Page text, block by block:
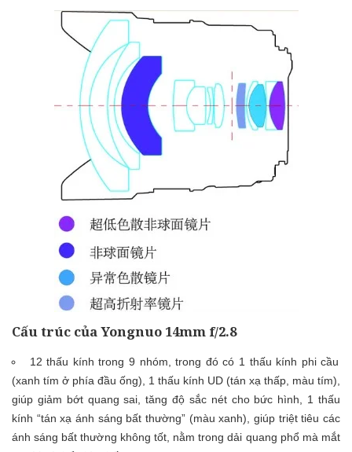
Cấu trúc của Yongnuo 14mm f/2.8
12 thấu kính trong 9 nhóm, trong đó có 1 thấu kính phi cầu
(xanh tím ở phía đầu ống), 1 thấu kính UD (tán xạ thấp, màu tím),
giúp giảm bớt quang sai, tăng độ sắc nét cho bức hình, 1 thấu
kính “tán xạ ánh sáng bất thường” (màu xanh), giúp triệt tiêu các
ánh sáng bất thường không tốt, nằm trong dải quang phổ mà mắt